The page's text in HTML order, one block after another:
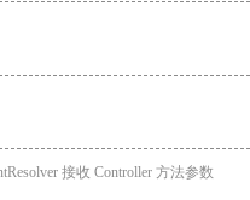
接收 Controller 方法参数